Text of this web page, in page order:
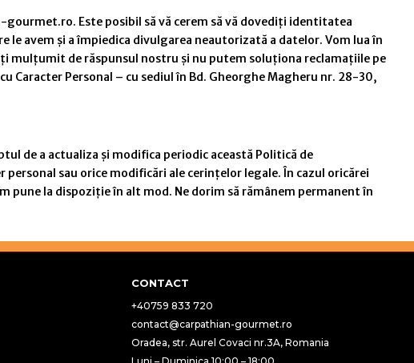
Este posibil să vă cerem să vă dovediți identitatea
avem și a împiedica divulgarea neautorizată a datelor. Vom lua în
mulțumit de răspunsul nostru și nu putem soluționa reclamațiile pe
Caracter Personal – cu sediul în Bd. Gheorghe Magheru nr. 28-30,
de a actualiza și modifica periodic această Politică de
sau orice modificări ale cerințelor legale. În cazul oricărei
la dispoziție în alt mod. Ne dorim să rămânem permanent în
CONTACT
+40759 833 720
contact@carpathian-gourmet.ro
Oradea, str. Aurel Covaci nr.3A, Romania